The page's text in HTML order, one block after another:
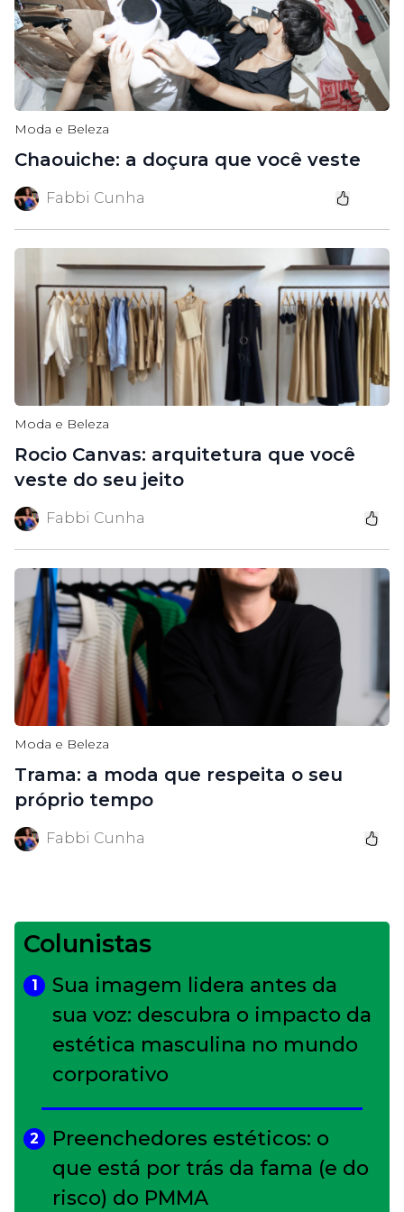
Moda e Beleza
Chaouiche: a doçura que você veste
Fabbi Cunha
Moda e Beleza
Rocio Canvas: arquitetura que você
veste do seu jeito
Fabbi Cunha
Moda e Beleza
Trama: a moda que respeita o seu
próprio tempo
Fabbi Cunha
Colunistas
1
Sua imagem lidera antes da
sua voz: descubra o impacto da
estética masculina no mundo
corporativo
2
Preenchedores estéticos: o
que está por trás da fama (e do
risco) do PMMA